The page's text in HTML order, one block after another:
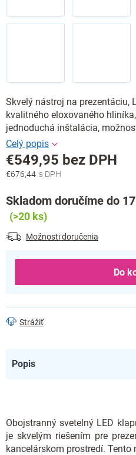
Skvelý nástroj na prezentáciu,
kvalitného eloxovaného
jednoduchá inštalácia,
€676,44
€549,95 bez DPH
Jednotková
Skladom doručíme do
(>20 ks)
Možnosti doručenia
Do
Strážiť
Popis
Obojstranný svetelný LED
je skvelým riešením pre
kancelárskom prostredí.